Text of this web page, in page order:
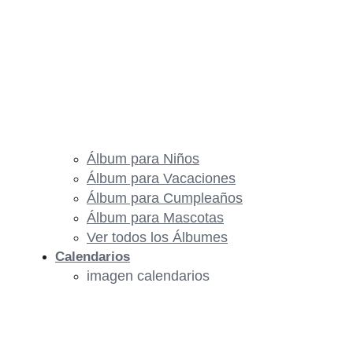
Álbum para Niños
Álbum para Vacaciones
Álbum para Cumpleaños
Álbum para Mascotas
Ver todos los Álbumes
Calendarios
imagen calendarios